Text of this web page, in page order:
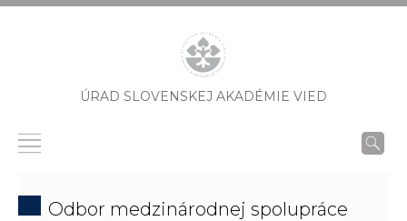
ÚRAD SLOVENSKEJ AKADÉMIE VIED
Odbor medzinárodnej spolupráce